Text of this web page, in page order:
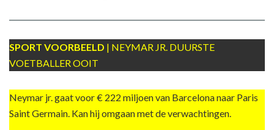
SPORT VOORBEELD | NEYMAR JR. DUURSTE
VOETBALLER OOIT
Neymar jr. gaat voor € 222 miljoen van Barcelona naar Paris
Saint Germain. Kan hij omgaan met de verwachtingen.